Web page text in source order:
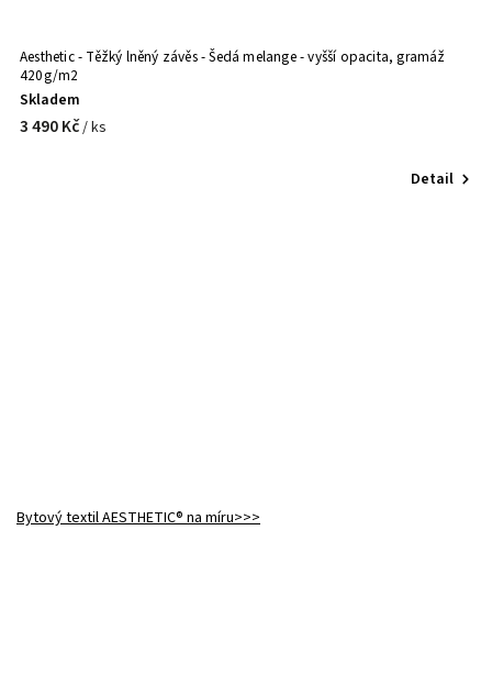
Aesthetic - Těžký lněný závěs - Šedá melange - vyšší opacita, gramáž
420g/m2
Skladem
3 490 Kč/ ks
Detail
Bytový textil AESTHETIC® na míru>>>